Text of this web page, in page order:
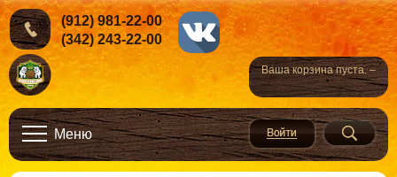
Ваша корзина пуста. –
(912) 981-22-00
(342) 243-22-00
Меню